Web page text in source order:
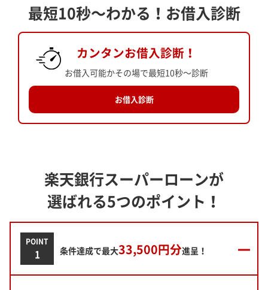
最短10秒～わかる！お借入診断
カンタンお借入診断！
お借入可能かその場で最短10秒～診断
お借入診断
楽天銀行スーパーローンが
選ばれる5つのポイント！
POINT
1 条件達成で最大33,500円分進呈！